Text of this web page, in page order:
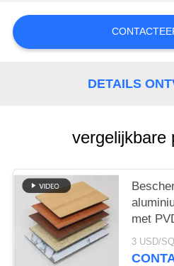
PRIVACYBELEID
DETAILS
vergelijkbare
met
voor
3 USD/